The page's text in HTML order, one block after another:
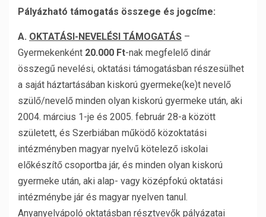
Pályázható támogatás összege és jogcíme:
A. OKTATÁSI-NEVELÉSI TÁMOGATÁS –
Gyermekenként 20.000 Ft-nak megfelelő dinár
összegű nevelési, oktatási támogatásban részesülhet
a saját háztartásában kiskorú gyermeke(ke)t nevelő
szülő/nevelő minden olyan kiskorú gyermeke után, aki
2004. március 1-je és 2005. február 28-a között
született, és Szerbiában működő közoktatási
intézményben magyar nyelvű kötelező iskolai
előkészítő csoportba jár, és minden olyan kiskorú
gyermeke után, aki alap- vagy középfokú oktatási
intézménybe jár és magyar nyelven tanul.
Anyanyelvápoló oktatásban résztvevők pályázatai